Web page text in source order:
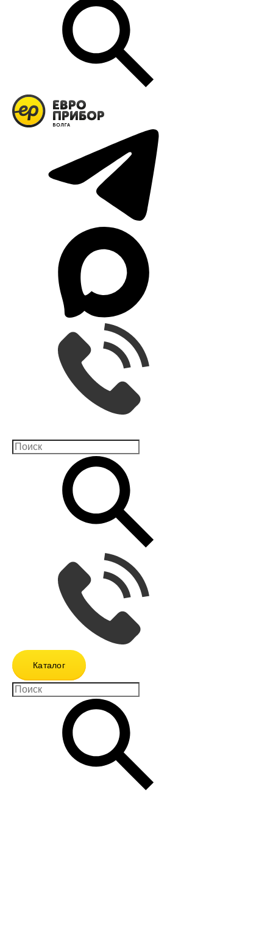
Каталог